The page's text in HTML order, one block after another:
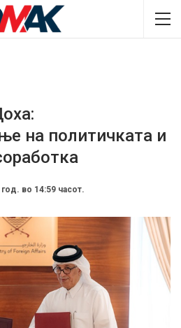
на политичката и
во 14:59 часот.